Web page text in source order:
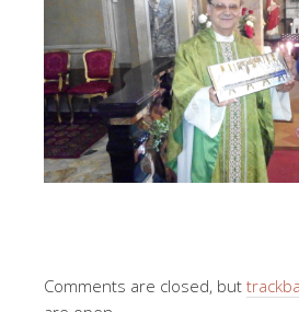
Comments are closed, but